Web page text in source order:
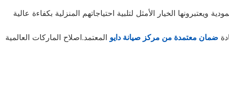
الخيار الأمثل لتلبية احتياجاتهم المنزلية بكفاءة عالية
ضمان معتمدة من مركز صيانة دايو